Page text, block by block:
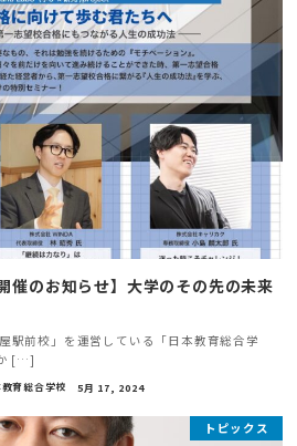
催のお知らせ】大学のその先の未来
駅前校」を運営している「日本教育総合学
[…]
育総合学校 5月 17, 2024
トピックス